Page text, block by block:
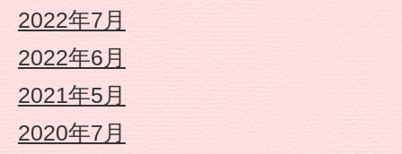
2022年7月
2022年6月
2021年5月
2020年7月